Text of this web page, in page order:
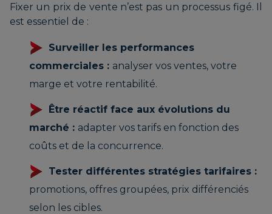
Fixer un prix de vente n’est pas un processus figé. Il
est essentiel de :
Surveiller les performances
commerciales : analyser vos ventes, votre
marge et votre rentabilité.
Être réactif face aux évolutions du
marché : adapter vos tarifs en fonction des
coûts et de la concurrence.
Tester différentes stratégies tarifaires :
promotions, offres groupées, prix différenciés
selon les cibles.